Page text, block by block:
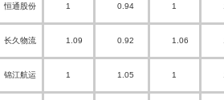
恒通股份 1 0.94 1
长久物流 1.09 0.92 1.06
锦江航运 1 1.05 1